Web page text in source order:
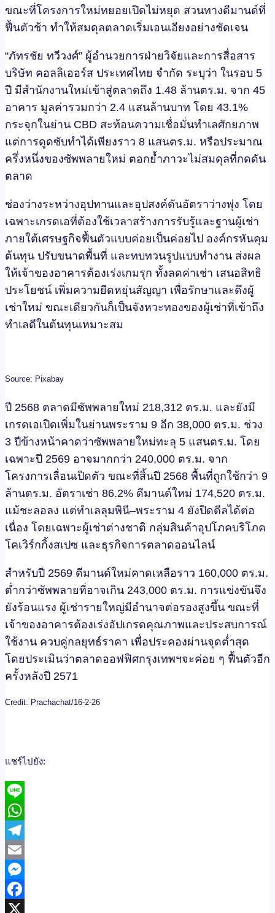
ขณะที่โครงการใหม่ทยอยเปิดไม่หยุด สวนทางดีมานด์ที่
ฟื้นตัวช้า ทำให้สมดุลตลาดเริ่มเอนเอียงอย่างชัดเจน
“ภัทรชัย ทวีวงศ์” ผู้อำนวยการฝ่ายวิจัยและการสื่อสาร
บริษัท คอลลิเออร์ส ประเทศไทย จำกัด ระบุว่า ในรอบ 5
ปี มีสำนักงานใหม่เข้าสู่ตลาดถึง 1.48 ล้านตร.ม. จาก 45
อาคาร มูลค่ารวมกว่า 2.4 แสนล้านบาท โดย 43.1%
กระจุกในย่าน CBD สะท้อนความเชื่อมั่นทำเลศักยภาพ
แต่การดูดซับทำได้เพียงราว 8 แสนตร.ม. หรือประมาณ
ครึ่งหนึ่งของซัพพลายใหม่ ตอกย้ำภาวะไม่สมดุลที่กดดัน
ตลาด
ช่องว่างระหว่างอุปทานและอุปสงค์ดันอัตราว่างพุ่ง โดย
เฉพาะเกรดเอที่ต้องใช้เวลาสร้างการรับรู้และฐานผู้เช่า
ภายใต้เศรษฐกิจฟื้นตัวแบบค่อยเป็นค่อยไป องค์กรหันคุม
ต้นทุน ปรับขนาดพื้นที่ และทบทวนรูปแบบทำงาน ส่งผล
ให้เจ้าของอาคารต้องเร่งเกมรุก ทั้งลดค่าเช่า เสนอสิทธิ
ประโยชน์ เพิ่มความยืดหยุ่นสัญญา เพื่อรักษาและดึงผู้
เช่าใหม่ ขณะเดียวกันก็เป็นจังหวะทองของผู้เช่าที่เข้าถึง
ทำเลดีในต้นทุนเหมาะสม
Source: Pixabay
ปี 2568 ตลาดมีซัพพลายใหม่ 218,312 ตร.ม. และยังมี
เกรดเอเปิดเพิ่มในย่านพระราม 9 อีก 38,000 ตร.ม. ช่วง
3 ปีข้างหน้าคาดว่าซัพพลายใหม่ทะลุ 5 แสนตร.ม. โดย
เฉพาะปี 2569 อาจมากกว่า 240,000 ตร.ม. จาก
โครงการเลื่อนเปิดตัว ขณะที่สิ้นปี 2568 พื้นที่ถูกใช้กว่า 9
ล้านตร.ม. อัตราเช่า 86.2% ดีมานด์ใหม่ 174,520 ตร.ม.
แม้ชะลอลง แต่ทำเลลุมพินี–พระราม 4 ยังปิดดีลได้ต่อ
เนื่อง โดยเฉพาะผู้เช่าต่างชาติ กลุ่มสินค้าอุปโภคบริโภค
โคเวิร์กกิ้งสเปซ และธุรกิจการตลาดออนไลน์
สำหรับปี 2569 ดีมานด์ใหม่คาดเหลือราว 160,000 ตร.ม.
ต่ำกว่าซัพพลายที่อาจเกิน 243,000 ตร.ม. การแข่งขันจึง
ยังร้อนแรง ผู้เช่ารายใหญ่มีอำนาจต่อรองสูงขึ้น ขณะที่
เจ้าของอาคารต้องเร่งอัปเกรดคุณภาพและประสบการณ์
ใช้งาน ควบคู่กลยุทธ์ราคา เพื่อประคองผ่านจุดต่ำสุด
โดยประเมินว่าตลาดออฟฟิศกรุงเทพฯจะค่อย ๆ ฟื้นตัวอีก
ครั้งหลังปี 2571
Credit: Prachachat/16-2-26
แชร์ไปยัง:
Line
WhatsApp
Telegram
Email
Messenger
Facebook